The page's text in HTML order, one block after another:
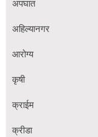
अपघात
अहिल्यानगर
आरोग्य
कृषी
क्राईम
क्रीडा